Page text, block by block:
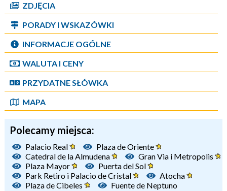
ZDJĘCIA
PORADY I WSKAZÓWKI
INFORMACJE OGÓLNE
WALUTA I CENY
PRZYDATNE SŁÓWKA
MAPA
Polecamy miejsca:
Palacio Real
Plaza de Oriente
Catedral de la Almudena
Gran Via i Metropolis
Plaza Mayor
Puerta del Sol
Park Retiro i Palacio de Cristal
Atocha
Plaza de Cibeles
Fuente de Neptuno